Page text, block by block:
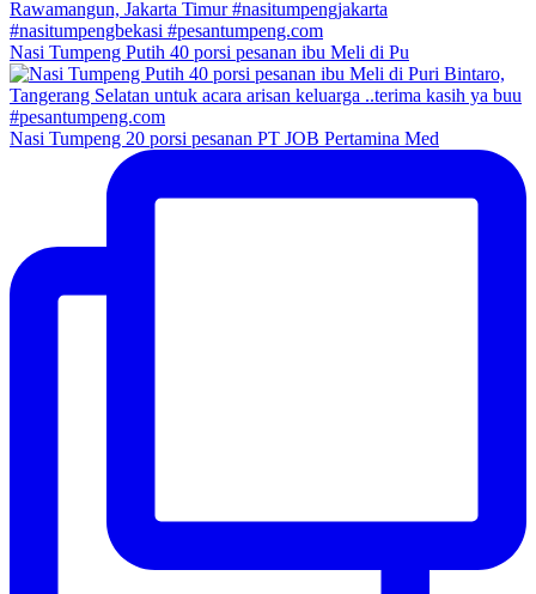
Nasi Tumpeng Putih 40 porsi pesanan ibu Meli di Pu
Nasi Tumpeng 20 porsi pesanan PT JOB Pertamina Med